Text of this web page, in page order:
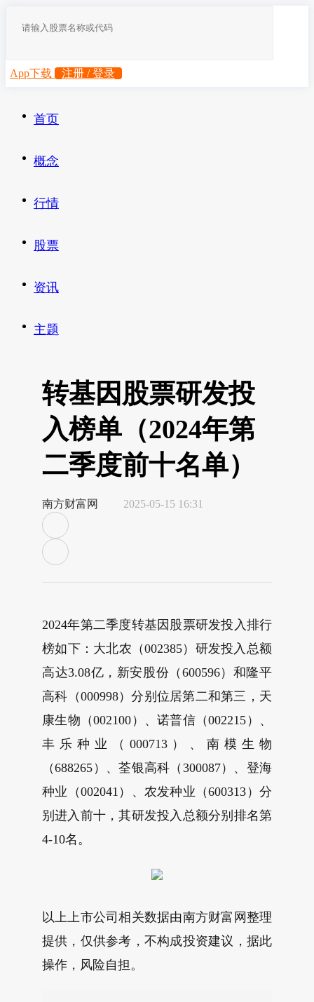
App下载 注册 / 登录
首页
概念
行情
股票
资讯
主题
转基因股票研发投
入榜单（2024年第
二季度前十名单）
南方财富网 2025-05-15 16:31
2024年第二季度转基因股票研发投入排行
榜如下：大北农（002385）研发投入总额
高达3.08亿，新安股份（600596）和隆平
高科（000998）分别位居第二和第三，天
康生物（002100）、诺普信（002215）、
丰乐种业（000713）、南模生物
（688265）、荃银高科（300087）、登海
种业（002041）、农发种业（600313）分
别进入前十，其研发投入总额分别排名第
4-10名。
以上上市公司相关数据由南方财富网整理
提供，仅供参考，不构成投资建议，据此
操作，风险自担。